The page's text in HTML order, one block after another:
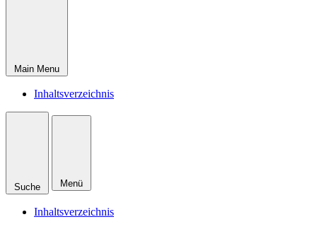
Main Menu
Inhaltsverzeichnis
Suche Menü
Inhaltsverzeichnis